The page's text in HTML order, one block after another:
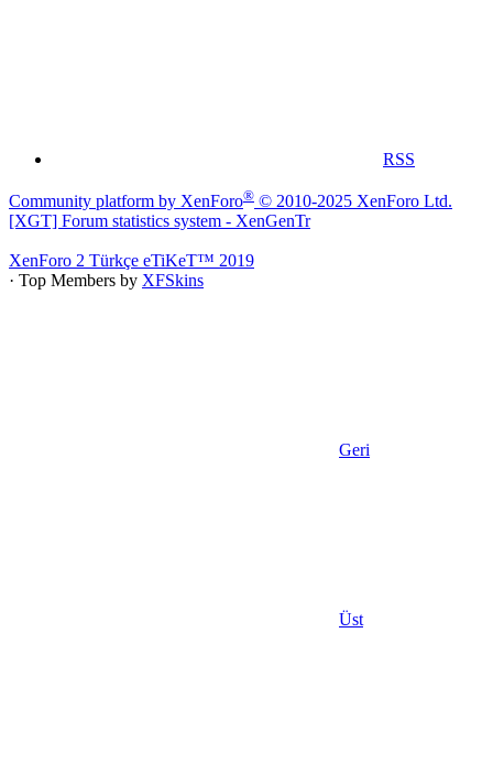
RSS
Community platform by XenForo® © 2010-2025 XenForo Ltd.
[XGT] Forum statistics system - XenGenTr
XenForo 2 Türkçe eTiKeT™ 2019
· Top Members by XFSkins
Geri
Üst